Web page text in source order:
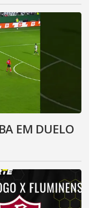
EM DUELO